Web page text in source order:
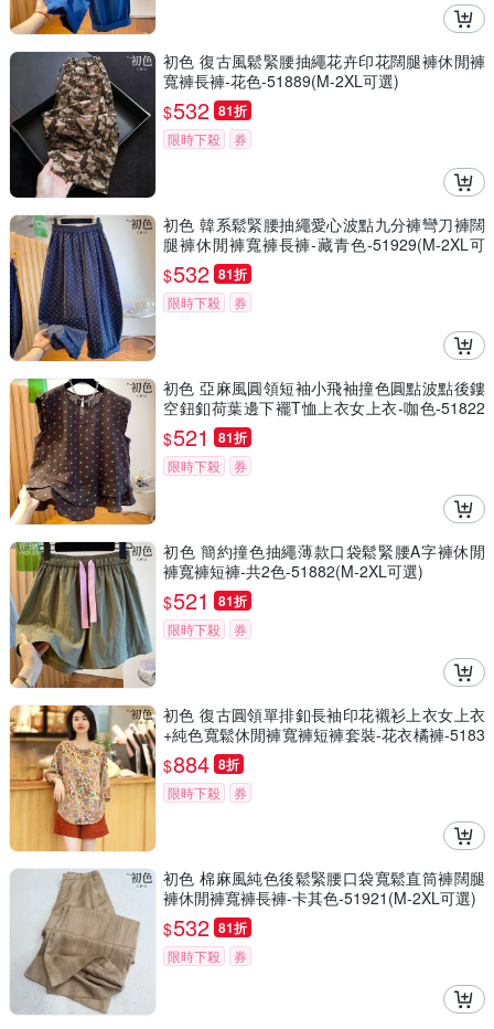
初色 復古風鬆緊腰抽繩花卉印花闊腿褲休閒褲
寬褲長褲-花色-51889(M-2XL可選)
$532 81折
限時下殺 券
初色 韓系鬆緊腰抽繩愛心波點九分褲彎刀褲闊
腿褲休閒褲寬褲長褲-藏青色-51929(M-2XL可
選)
$532 81折
限時下殺 券
初色 亞麻風圓領短袖小飛袖撞色圓點波點後鏤
空鈕釦荷葉邊下襬T恤上衣女上衣-咖色-51822
(M-2XL可選)
$521 81折
限時下殺 券
初色 簡約撞色抽繩薄款口袋鬆緊腰A字褲休閒
褲寬褲短褲-共2色-51882(M-2XL可選)
$521 81折
限時下殺 券
初色 復古圓領單排釦長袖印花襯衫上衣女上衣
+純色寬鬆休閒褲寬褲短褲套裝-花衣橘褲-5183
6(M-2XL可選)
$884 8折
限時下殺 券
初色 棉麻風純色後鬆緊腰口袋寬鬆直筒褲闊腿
褲休閒褲寬褲長褲-卡其色-51921(M-2XL可選)
$532 81折
限時下殺 券